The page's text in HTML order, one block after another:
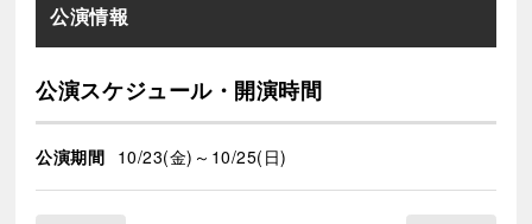
公演情報
公演スケジュール・開演時間
公演期間 10/23(金)～10/25(日)